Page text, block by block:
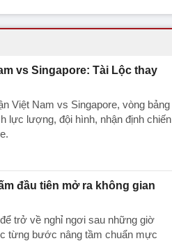
vs Singapore: Tài Lộc thay
Việt Nam vs Singapore, vòng bảng
lực lượng, đội hình, nhận định chiến
đầu tiên mở ra không gian
trở về nghỉ ngơi sau những giờ
từng bước nâng tầm chuẩn mực